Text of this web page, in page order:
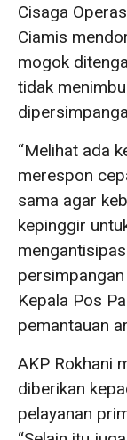
Cisaga
Ciamis
mogok
tidak
“Melihat ada
merespon
sama agar
kepinggir
Kepala Pos
pemantauan
AKP Rokhani
diberikan
pelayanan